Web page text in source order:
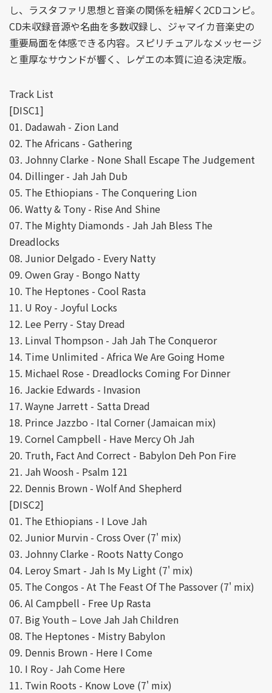
し、ラスタファリ思想と音楽の関係を紐解く2CDコンピ。
CD未収録音源や名曲を多数収録し、ジャマイカ音楽史の
重要局面を体感できる内容。スピリチュアルなメッセージ
と重厚なサウンドが響く、レゲエの本質に迫る決定版。
Track List
[DISC1]
01. Dadawah - Zion Land
02. The Africans - Gathering
03. Johnny Clarke - None Shall Escape The Judgement
04. Dillinger - Jah Jah Dub
05. The Ethiopians - The Conquering Lion
06. Watty & Tony - Rise And Shine
07. The Mighty Diamonds - Jah Jah Bless The
Dreadlocks
08. Junior Delgado - Every Natty
09. Owen Gray - Bongo Natty
10. The Heptones - Cool Rasta
11. U Roy - Joyful Locks
12. Lee Perry - Stay Dread
13. Linval Thompson - Jah Jah The Conqueror
14. Time Unlimited - Africa We Are Going Home
15. Michael Rose - Dreadlocks Coming For Dinner
16. Jackie Edwards - Invasion
17. Wayne Jarrett - Satta Dread
18. Prince Jazzbo - Ital Corner (Jamaican mix)
19. Cornel Campbell - Have Mercy Oh Jah
20. Truth, Fact And Correct - Babylon Deh Pon Fire
21. Jah Woosh - Psalm 121
22. Dennis Brown - Wolf And Shepherd
[DISC2]
01. The Ethiopians - I Love Jah
02. Junior Murvin - Cross Over (7' mix)
03. Johnny Clarke - Roots Natty Congo
04. Leroy Smart - Jah Is My Light (7' mix)
05. The Congos - At The Feast Of The Passover (7' mix)
06. Al Campbell - Free Up Rasta
07. Big Youth – Love Jah Jah Children
08. The Heptones - Mistry Babylon
09. Dennis Brown - Here I Come
10. I Roy - Jah Come Here
11. Twin Roots - Know Love (7' mix)